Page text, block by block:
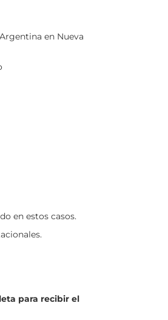
en Nueva
en estos casos.
para recibir el